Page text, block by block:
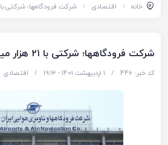
خانه اقتصادی شرکت فرودگاهها؛ شرکتی با ۲۱ هزار میلیارد تومان دارایی
شرکت فرودگاهها؛ شرکتی با ۲۱ هزار میلیارد تومان دارایی
کد خبر: 446 / 1 اردیبهشت 1401 - ۱۹:۱۴ / اقتصادی